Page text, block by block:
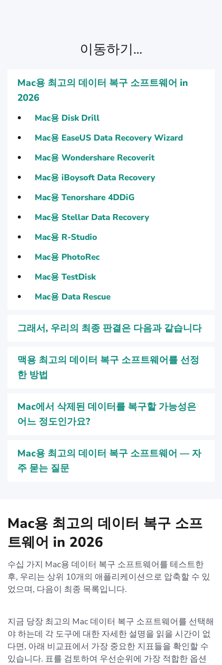
이동하기...
Mac용 최고의 데이터 복구 소프트웨어 in
2026
Mac용 Disk Drill
Mac용 EaseUS Data Recovery Wizard
Mac용 Wondershare Recoverit
Mac용 iBoysoft Data Recovery
Mac용 Tenorshare 4DDiG
Mac용 Stellar Data Recovery
Mac용 R-Studio
Mac용 PhotoRec
Mac용 TestDisk
Mac용 Data Rescue
그래서, 우리의 최종 판결은 다음과 같습니다
맥용 최고의 데이터 복구 소프트웨어를 선정
한 방법
Mac에서 삭제된 데이터를 복구할 가능성은
어느 정도인가요?
Mac용 최고의 데이터 복구 소프트웨어 — 자
주 묻는 질문
Mac용 최고의 데이터 복구 소프
트웨어 in 2026
수십 가지 Mac용 데이터 복구 소프트웨어를 테스트한
후, 우리는 상위 10개의 애플리케이션으로 압축할 수 있
었으며, 다음이 최종 목록입니다.
지금 당장 최고의 Mac 데이터 복구 소프트웨어를 선택해
야 하는데 각 도구에 대한 자세한 설명을 읽을 시간이 없
다면, 아래 비교표에서 가장 중요한 지표들을 확인할 수
있습니다. 표를 검토하여 우선순위에 가장 적합한 옵션